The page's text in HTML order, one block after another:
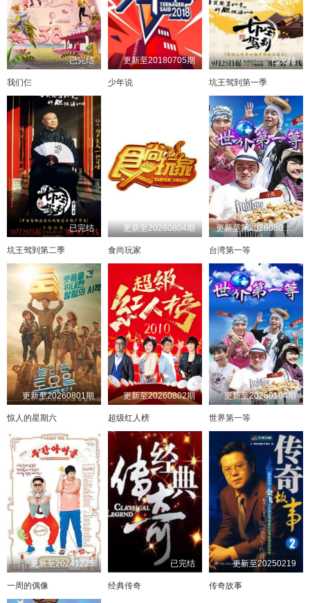
已完结
我们仨
更新至20180705期
少年说
已完结
坑王驾到第一季
已完结
坑王驾到第二季
更新至20260804期
食尚玩家
更新至第20260802期
台湾第一等
更新至20260801期
惊人的星期六
更新至20260802期
超级红人榜
更新至20260104期
世界第一等
更新至20241225
一周的偶像
已完结
经典传奇
更新至20250219
传奇故事